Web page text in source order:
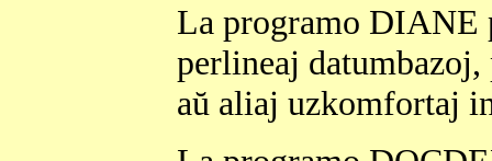
La programo DIANE
perlineaj
aŭ aliaj uzkomfortaj